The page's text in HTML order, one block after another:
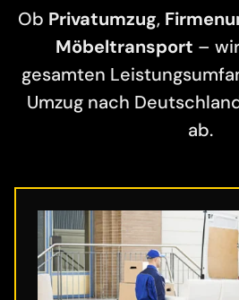
Ob Privatumzug,
Möbeltransport –
gesamten
Umzug nach
ab.